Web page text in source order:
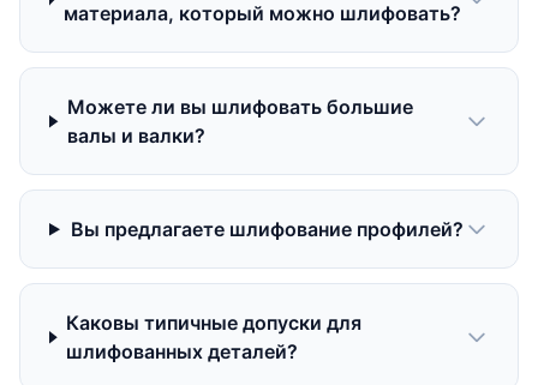
материала, который можно шлифовать?
Можете ли вы шлифовать большие
валы и валки?
Вы предлагаете шлифование профилей?
Каковы типичные допуски для
шлифованных деталей?